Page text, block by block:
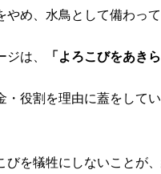
め、水鳥として備わっ
は、 「よろこびをあき
・役割を理由に蓋をして
びを犠牲にしないことが